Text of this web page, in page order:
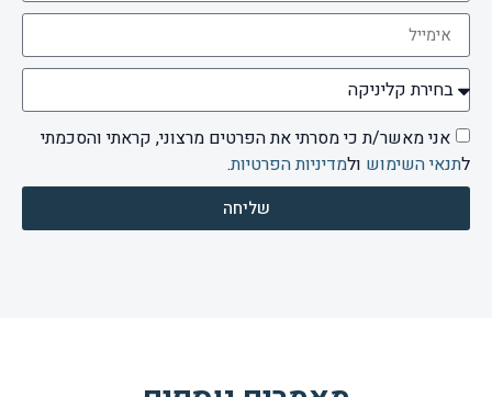
אני מאשר/ת כי מסרתי את הפרטים מרצוני, קראתי והסכמתי
לתנאי השימוש ולמדיניות הפרטיות.
שליחה